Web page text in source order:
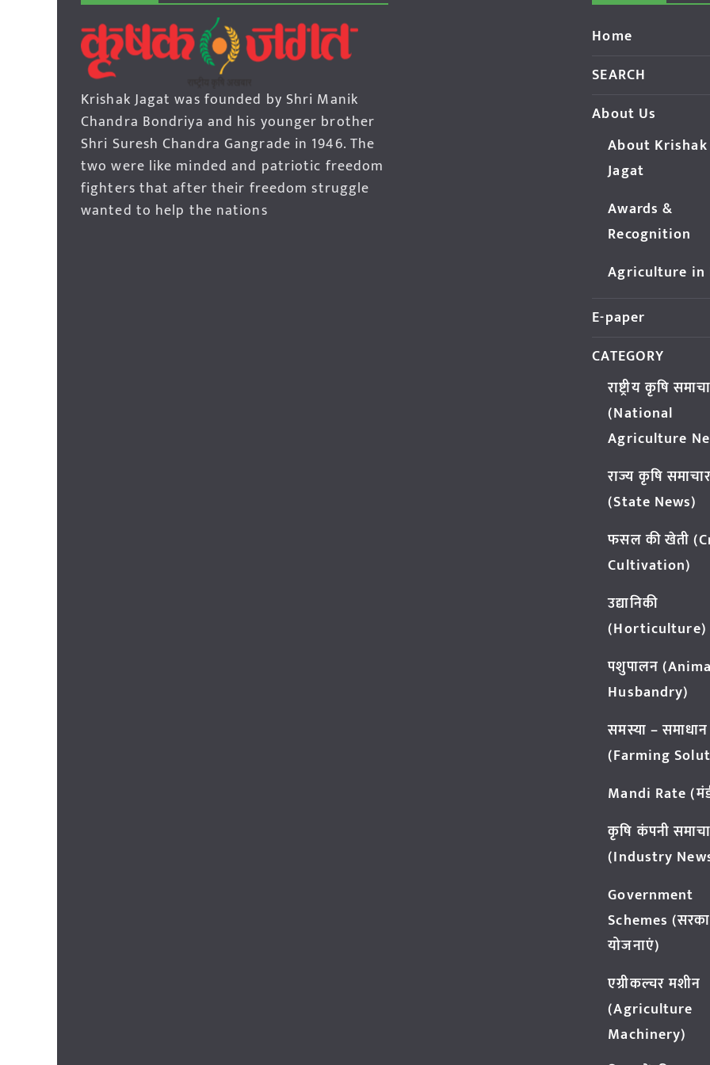
Krishak Jagat was founded by Shri Manik
Chandra Bondriya and his younger brother
Shri Suresh Chandra Gangrade in 1946. The
two were like minded and patriotic freedom
fighters that after their freedom struggle
wanted to help the nations
Home
SEARCH
About Us
About Krishak
Jagat
Awards &
Recognition
Agriculture in
E-paper
CATEGORY
राष्ट्रीय कृषि
(National
Agriculture
राज्य कृषि समाचार
(State News)
फसल की खेती
Cultivation)
उद्यानिकी
(Horticulture)
पशुपालन
Husbandry)
समस्या – समाधान
(Farming
Mandi Rate
कृषि कंपनी
(Industry
Government
Schemes
योजनाएं)
एग्रीकल्चर मशीन
(Agriculture
Machinery)